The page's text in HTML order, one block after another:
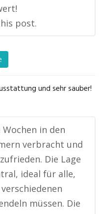
post.
und sehr sauber!
in den
verbracht und
Die Lage
ideal für alle,
müssen. Die